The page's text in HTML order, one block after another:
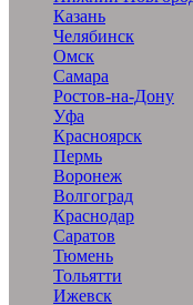
Казань
Челябинск
Омск
Самара
Ростов-на-Дону
Уфа
Красноярск
Пермь
Воронеж
Волгоград
Краснодар
Саратов
Тюмень
Тольятти
Ижевск